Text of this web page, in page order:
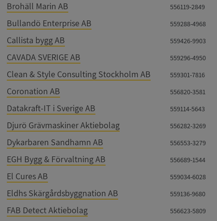
Brohäll Marin AB 556119-2849
Bullandö Enterprise AB 559288-4968
Callista bygg AB 559426-9903
CAVADA SVERIGE AB 559296-4950
Clean & Style Consulting Stockholm AB 559301-7816
Coronation AB 556820-3581
Datakraft-IT i Sverige AB 559114-5643
Djurö Grävmaskiner Aktiebolag 556282-3269
Dykarbaren Sandhamn AB 556553-3279
EGH Bygg & Förvaltning AB 556689-1544
El Cures AB 559034-6028
Eldhs Skärgårdsbyggnation AB 559136-9680
FAB Detect Aktiebolag 556623-5809